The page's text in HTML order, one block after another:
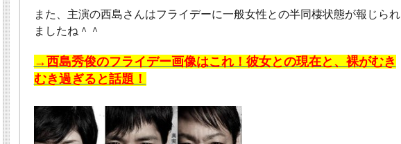
また、主演の西島さんはフライデーに一般女性との半同棲状態が報じられ
ましたね＾＾
→西島秀俊のフライデー画像はこれ！彼女との現在と、裸がむき
むき過ぎると話題！